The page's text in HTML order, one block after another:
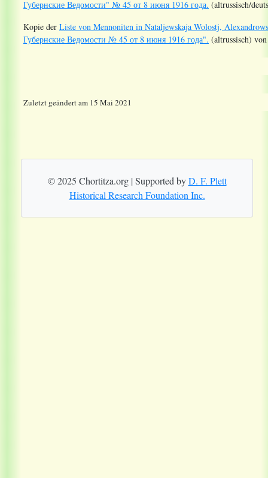
Губернские Ведомости" № 45 от 8 июня 1916 года. (altrussisch/
Kopie der Liste von Mennoniten in Nataljewskaja Wolostj,
Губернские Ведомости № 45 от 8 июня 1916 года". (altrussisch)
Zuletzt geändert am 15 Mai 2021
© 2025 Chortitza.org | Supported byD. F. Plett
Historical Research Foundation Inc.